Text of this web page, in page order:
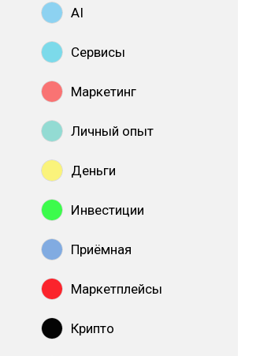
AI
Сервисы
Маркетинг
Личный опыт
Деньги
Инвестиции
Приёмная
Маркетплейсы
Крипто